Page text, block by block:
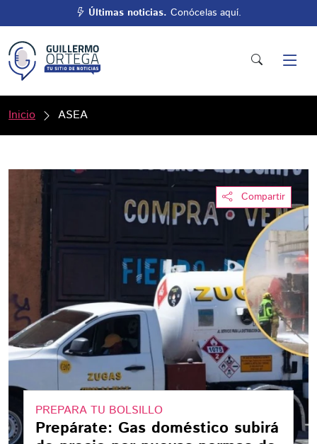
Últimas noticias. Conócelas aquí.
Inicio ASEA
Compartir
PREPARA TU BOLSILLO
Prepárate: Gas doméstico subirá